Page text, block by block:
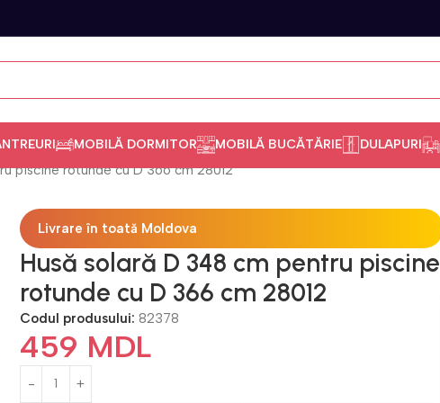
MOBILĂ DORMITOR MOBILĂ BUCĂTĂRIE DULAPURI
piscine rotunde cu D 366 cm 28012
Livrare în toată Moldova
Husă solară D 348 cm pentru piscine
rotunde cu D 366 cm 28012
Codul produsului: 82378
459 MDL